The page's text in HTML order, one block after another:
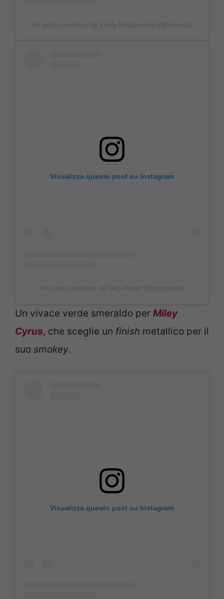
Visualizza questo post su Instagram
Un vivace verde smeraldo per Miley
Cyrus, che sceglie un finish metallico per il
suo smokey.
Visualizza questo post su Instagram